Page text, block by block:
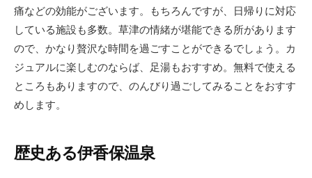
痛などの効能がございます。もちろんですが、日帰りに対応
している施設も多数。草津の情緒が堪能できる所があります
ので、かなり贅沢な時間を過ごすことができるでしょう。カ
ジュアルに楽しむのならば、足湯もおすすめ。無料で使える
ところもありますので、のんびり過ごしてみることをおすす
めします。
歴史ある伊香保温泉